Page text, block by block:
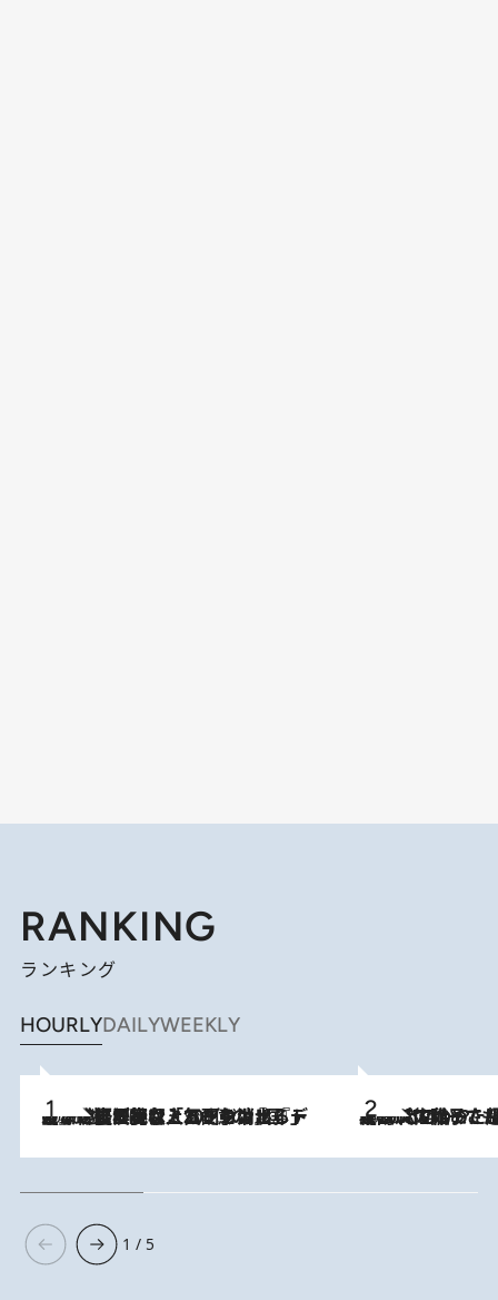
RANKING
ランキング
HOURLYDAILYWEEKLY
2026.8.5
【なぜ吉沢亮は「気配を消せる」のか？】興行収入208億の『国宝』を経て挑むミュージカル『ディア・エヴァン・ハンセン』。トップ俳優が舞台上でさらけ出した“孤独”とは 2026.8.5
【阿川佐和子さんの年とる力】なぜ70代で始めた趣味は“こんなに楽しい”のか？ ピアノ、俳句…スランプに陥っても続けられる“ある秘訣”とは
1 / 5